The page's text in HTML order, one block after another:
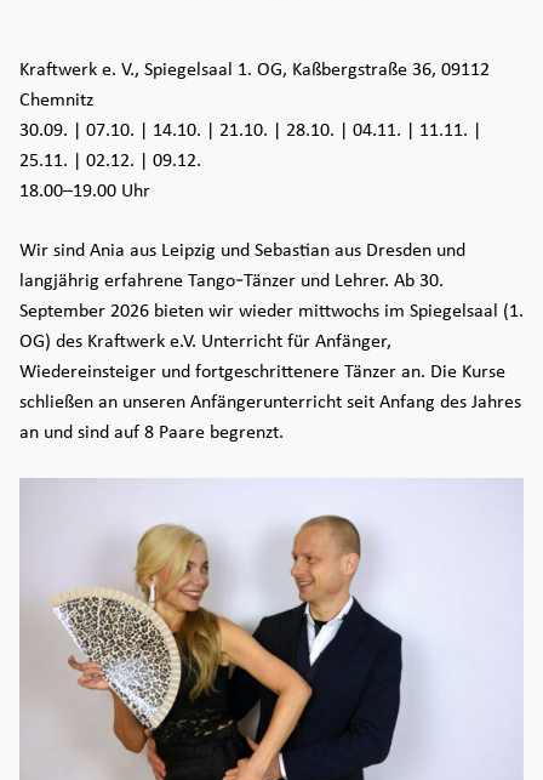
Seiteninhalt überspringen und zur Fußzeile gehen
Kraftwerk e. V., Spiegelsaal 1. OG, Kaßbergstraße 36, 09112
Chemnitz
30.09. | 07.10. | 14.10. | 21.10. | 28.10. | 04.11. | 11.11. |
25.11. | 02.12. | 09.12.
18.00–19.00 Uhr
Wir sind Ania aus Leipzig und Sebastian aus Dresden und
langjährig erfahrene Tango-Tänzer und Lehrer. Ab 30.
September 2026 bieten wir wieder mittwochs im Spiegelsaal (1.
OG) des Kraftwerk e.V. Unterricht für Anfänger,
Wiedereinsteiger und fortgeschrittenere Tänzer an. Die Kurse
schließen an unseren Anfängerunterricht seit Anfang des Jahres
an und sind auf 8 Paare begrenzt.